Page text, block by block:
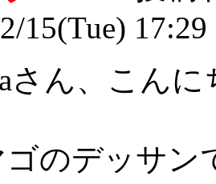
15(Tue) 17:29
さん、こんに
ゴのデッサン